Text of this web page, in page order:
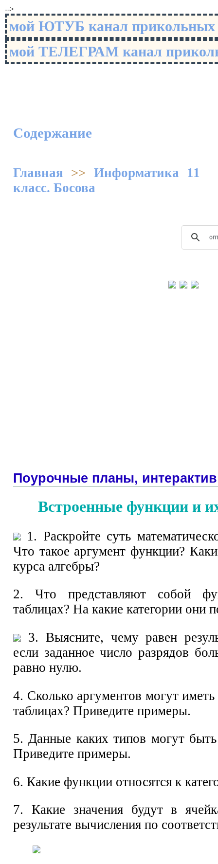
-->
мой ЮТУБ канал
мой ТЕЛЕГРАМ канал
Содержание
Главная >> Информатика 11
класс. Босова
Поурочные планы, интерактив
Встроенные функции и
1. Раскройте суть
Что такое аргумент функции?
курса алгебры?
2. Что представляют собой
таблицах? На какие категории они
3. Выясните, чему равен
если заданное число разрядов
равно нулю.
4. Сколько аргументов могут
таблицах? Приведите примеры.
5. Данные каких типов могут
Приведите примеры.
6. Какие функции относятся к
7. Какие значения будут в
результате вычисления по